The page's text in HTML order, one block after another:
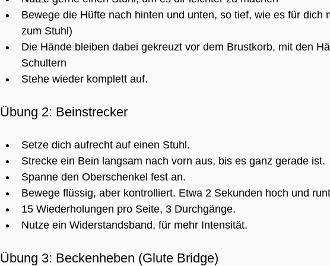
Bewege die Hüfte nach hinten und unten, so tief, wie es für dich
zum Stuhl)
Die Hände bleiben dabei gekreuzt vor dem Brustkorb, mit den
Schultern
Stehe wieder komplett auf.
Übung 2: Beinstrecker
Setze dich aufrecht auf einen Stuhl.
Strecke ein Bein langsam nach vorn aus, bis es ganz gerade ist.
Spanne den Oberschenkel fest an.
Bewege flüssig, aber kontrolliert. Etwa 2 Sekunden hoch und
15 Wiederholungen pro Seite, 3 Durchgänge.
Nutze ein Widerstandsband, für mehr Intensität.
Übung 3: Beckenheben (Glute Bridge)